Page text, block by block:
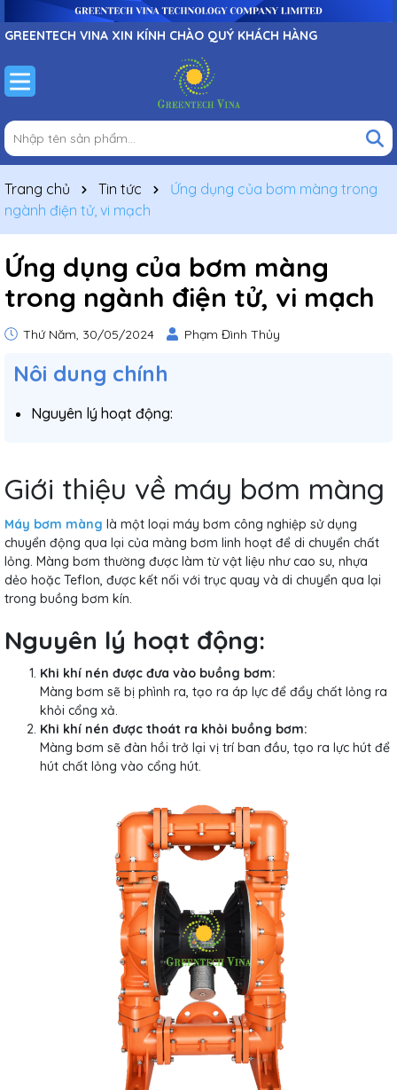
GREENTECH VINA XIN KÍNH CHÀO QUÝ KHÁCH HÀNG
Trang chủ Tin tức
Ứng dụng của bơm màng trong
ngành điện tử, vi mạch
Ứng dụng của bơm màng
trong ngành điện tử, vi mạch
Thứ Năm, 30/05/2024 Phạm Đình Thủy
Nôi dung chính
Nguyên lý hoạt động:
Giới thiệu về máy bơm màng
Máy bơm màng là một loại máy bơm công nghiệp sử dụng
chuyển động qua lại của màng bơm linh hoạt để di chuyển chất
lỏng. Màng bơm thường được làm từ vật liệu như cao su, nhựa
dẻo hoặc Teflon, được kết nối với trục quay và di chuyển qua lại
trong buồng bơm kín.
Nguyên lý hoạt động:
Khi khí nén được đưa vào buồng bơm:
Màng bơm sẽ bị phình ra, tạo ra áp lực để đẩy chất lỏng ra
khỏi cổng xả.
Khi khí nén được thoát ra khỏi buồng bơm:
Màng bơm sẽ đàn hồi trở lại vị trí ban đầu, tạo ra lực hút để
hút chất lỏng vào cổng hút.